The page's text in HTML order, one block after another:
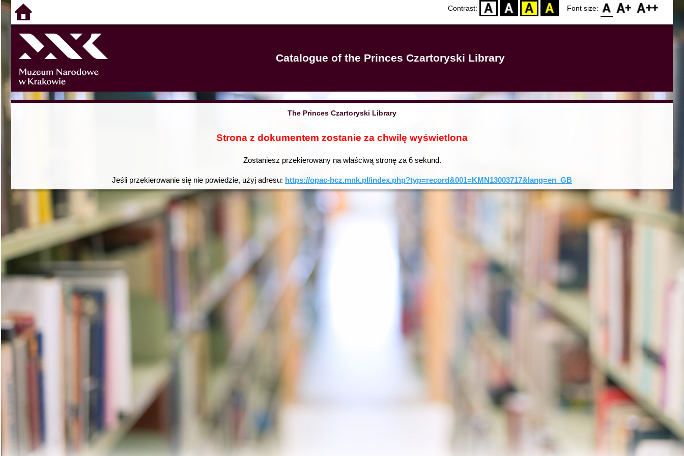
Contrast: D BW YB BY Font size: F0 F1 F2
Catalogue of the Princes Czartoryski Library
The Princes Czartoryski Library
Strona z dokumentem zostanie za chwilę wyświetlona
Zostaniesz przekierowany na właściwą stronę za 6sekund.
Jeśli przekierowanie się nie powiedzie, użyj adresu: https://opac-bcz.mnk.pl/index.php?typ=record&001=KMN13003717&lang=en_GB